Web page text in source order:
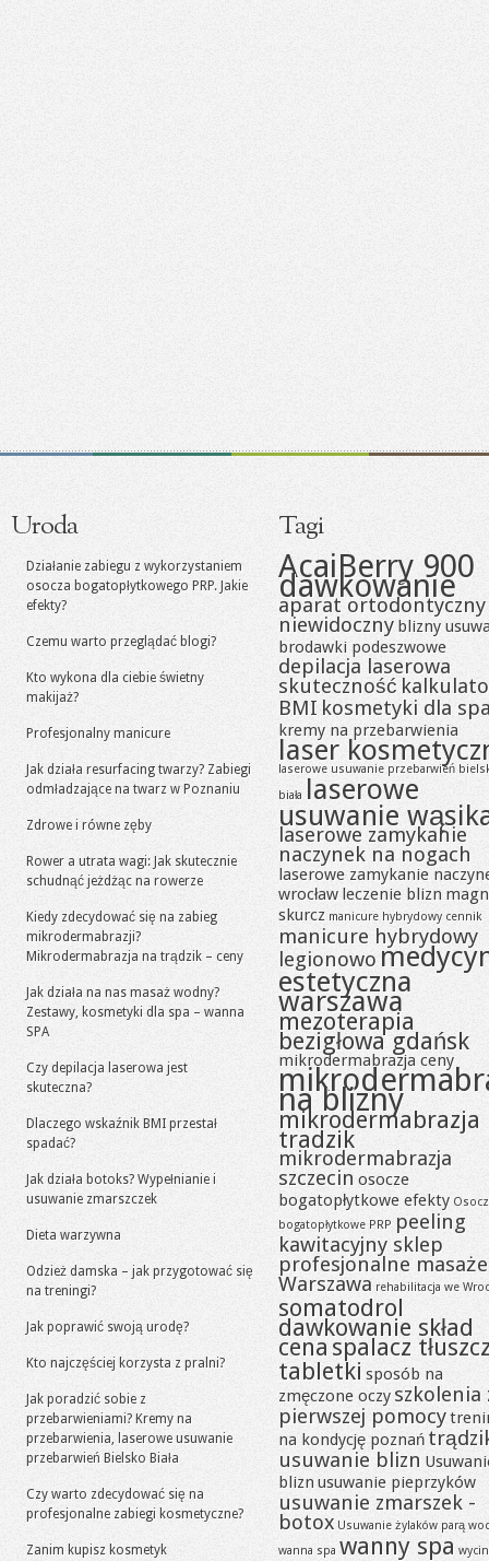
Uroda
Działanie zabiegu z wykorzystaniem
osocza bogatopłytkowego PRP. Jakie
efekty?
Czemu warto przeglądać blogi?
Kto wykona dla ciebie świetny
makijaż?
Profesjonalny manicure
Jak działa resurfacing twarzy? Zabiegi
odmładzające na twarz w Poznaniu
Zdrowe i równe zęby
Rower a utrata wagi: Jak skutecznie
schudnąć jeżdżąc na rowerze
Kiedy zdecydować się na zabieg
mikrodermabrazji?
Mikrodermabrazja na trądzik – ceny
Jak działa na nas masaż wodny?
Zestawy, kosmetyki dla spa – wanna
SPA
Czy depilacja laserowa jest
skuteczna?
Dlaczego wskaźnik BMI przestał
spadać?
Jak działa botoks? Wypełnianie i
usuwanie zmarszczek
Dieta warzywna
Odzież damska – jak przygotować się
na treningi?
Jak poprawić swoją urodę?
Kto najczęściej korzysta z pralni?
Jak poradzić sobie z
przebarwieniami? Kremy na
przebarwienia, laserowe usuwanie
przebarwień Bielsko Biała
Czy warto zdecydować się na
profesjonalne zabiegi kosmetyczne?
Zanim kupisz kosmetyk
Tagi
AcaiBerry 900
dawkowanie
aparat ortodontyczny
niewidoczny blizny
brodawki podeszwowe
depilacja laserowa
skuteczność
BMI kosmetyki dla
kremy na przebarwienia
laser
laserowe usuwanie przebarwień
biała laserowe
usuwanie
laserowe zamykanie
naczynek na nogach
laserowe zamykanie
wrocław leczenie blizn
skurcz manicure hybrydowy cennik
manicure hybrydowy
legionowo
estetyczna
warszawa
mezoterapia
bezigłowa gdańsk
mikrodermabrazja ceny
na blizny
mikrodermabrazja
tradzik
mikrodermabrazja
szczecin osocze
bogatopłytkowe efekty
bogatopłytkowe PRP peeling
kawitacyjny sklep
profesjonalne masaże
Warszawa rehabilitacja we
somatodrol
dawkowanie skład
cena spalacz
tabletki sposób na
zmęczone oczy szkolenia
pierwszej pomocy
na kondycję poznań
usuwanie blizn
blizn usuwanie pieprzyków
usuwanie zmarszek -
botox Usuwanie żylaków parą
wanna spa wanny spa